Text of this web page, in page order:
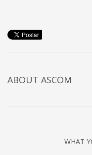
ABOUT ASCOM
WHAT